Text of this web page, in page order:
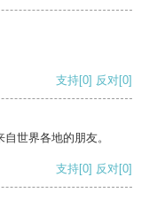
支持[0] 反对[0]
世界各地的朋友。
支持[0] 反对[0]